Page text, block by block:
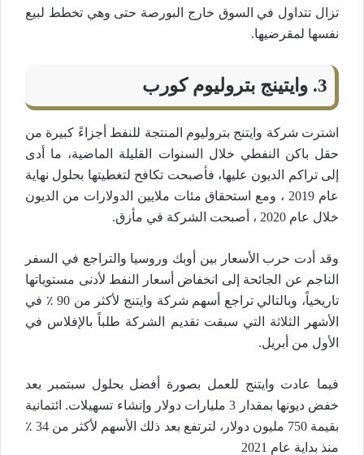
تزال تتداول في السوق خارج البورصة حتى وهي تخطط لبيع
نفسها لمقرضيها.
3. وايتينج بتروليوم كورب
اشترت شركة وايتنج بتروليوم المنتجة للنفط أجزاءً كبيرة من
حقل باكن النفطي خلال السنوات القليلة الماضية، ما أدى
إلى تراكم الديون عليها، فأصبحت تكافح لتغطيتها بحلول نهاية
عام 2019 ، ومع استحقاق مئات ملايين الدولارات من الديون
خلال عام 2020 ، أصبحت الشركة في مأزق.
وقد أدت حرب الأسعار بين أوبك وروسيا والتراجع في السفر
الناجم عن الجائحة إلى انخفاض أسعار النفط لأدنى مستوياتها
تاريخياً، وبالتالي تراجع أسهم شركة وايتنج لأكثر من 90 ٪ في
الأشهر الثلاثة التي سبقت تقديم الشركة طلباً بالإفلاس في
الأول من أبريل.
فيما عادت وايتنج للعمل بصورة أفضل بحلول سبتمبر بعد
خفض ديونها بمقدار 3 مليارات دولار وإنشاء تسهيلات. ائتمانية
بقيمة 750 مليون دولار، لترتفع بعد ذلك الأسهم لأكثر من 34 ٪
منذ بداية عام 2021